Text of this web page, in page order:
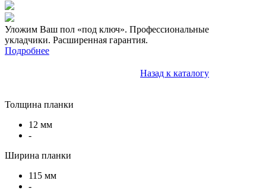
Уложим Ваш пол «под ключ». Профессиональные
укладчики. Расширенная гарантия.
Подробнее
Назад к каталогу
Толщина планки
12 мм
-
Ширина планки
115 мм
-